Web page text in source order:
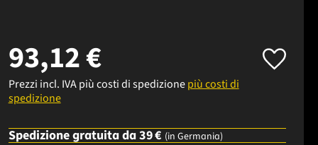
93,12 €
Prezzi incl. IVA più costi di spedizionepiù costi di
spedizione
Spedizione gratuita da 39 € (in Germania)